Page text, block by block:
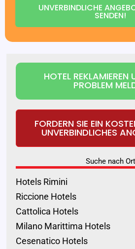
UNVERBINDLICHE
SENDEN!
HOTEL REKLAMIEREN
PROBLEM
FORDERN SIE EIN
UNVERBINDLICHES
Suche nach Ort
Hotels Rimini
Riccione Hotels
Cattolica Hotels
Milano Marittima Hotels
Cesenatico Hotels